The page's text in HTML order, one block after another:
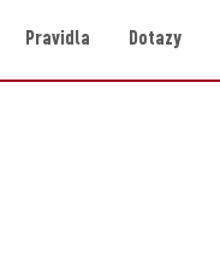
Pravidla Dotazy